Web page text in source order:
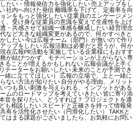
たい・情報発信力を強化したい 売上アップをし
社内へ向けた発信 離職率を下げて、定着率を向
ンをもっと強化したい 従業員のエンゲージメン
、受け身な従業員の意識を変えて生産性を上げ
・共感させて組織一体感を醸成したい 経営理念
など大きな組織変更があるので、何かすべきと
したい 今は広報チーム（部門）が無いので作り
ップをしたい 広報活動は必要だと思うが、何か
在広報PR活動を実施している企業様にもおすす
が結びつかず、モチベーションが上がらない 専
ることが増えるかもしれない 広報会議が上手く
テーターをお願いしたい 未来のことが予測でき
緒に立ててほしい） 広報の立場で、上と一緒に
ない方法が知りたい 自分がやる理由、メリット
つも良い刺激を与えられる、インプットがある
ムのロードマップを考えていきたい 皆に寄り添
音を探りたい、どうすれば？ プロジェクトを適
も相談したい スピードと正確さを持って情報発
有を活性化させたい（円滑化したい） TAKKと
はまる課題がございましたら、お気軽にお問い